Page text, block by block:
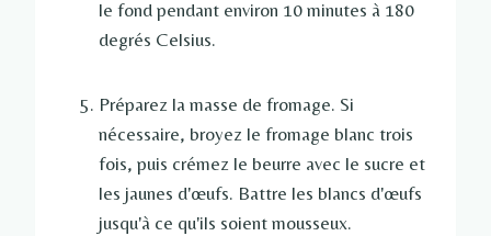
le fond pendant environ 10 minutes à 180
degrés Celsius.
Préparez la masse de fromage. Si
nécessaire, broyez le fromage blanc trois
fois, puis crémez le beurre avec le sucre et
les jaunes d'œufs. Battre les blancs d'œufs
jusqu'à ce qu'ils soient mousseux.